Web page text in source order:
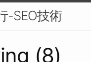
-SEO技術
(8)